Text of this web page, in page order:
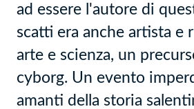
ad essere l'autore di
scatti era anche artista e
arte e scienza, un
cyborg. Un evento
amanti della storia